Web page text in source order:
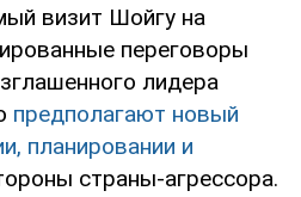
визит Шойгу на
переговоры
лидера
предполагают новый
планировании и
страны-агрессора.